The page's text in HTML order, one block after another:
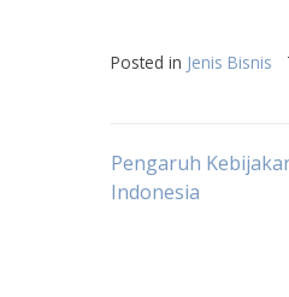
Posted in Jenis Bisnis
Post
Pengaruh
Indonesia